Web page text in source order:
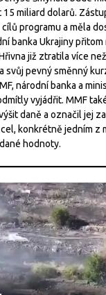
miliard dolarů.
programu a měla
banka Ukrajiny
již ztratila více
svůj pevný směnný
národní banka a
vyjádřit. MMF
daně a označil jej za
konkrétně jedním z
hodnoty.